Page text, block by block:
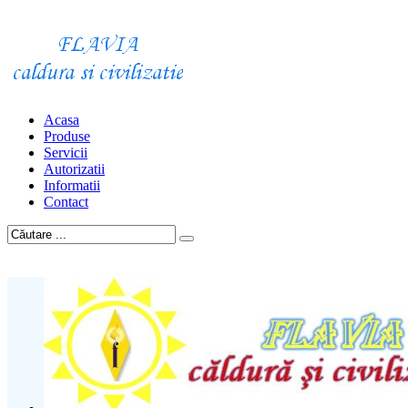
Acasa
Produse
Servicii
Autorizatii
Informatii
Contact